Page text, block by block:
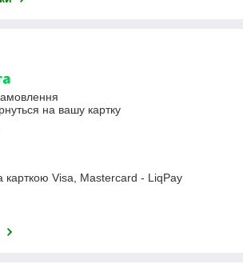
на вашу картку
карткою Visa, Mastercard - LiqPay